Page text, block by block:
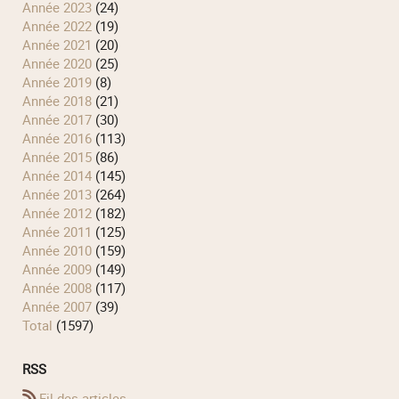
année 2023(24)
année 2022(19)
année 2021 (20)
année 2020(25)
année 2019(8)
année 2018(21)
année 2017(30)
année 2016(113)
année 2015(86)
année 2014(145)
année 2013(264)
année 2012(182)
année 2011 (125)
année 2010(159)
année 2009(149)
année 2008(117)
année 2007(39)
total (1597)
RSS